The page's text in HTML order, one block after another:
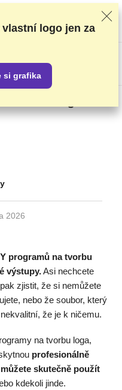
testování a průzkumu,
naše obchodní dohody s
odkazy.Prohlášení o
US$
tvorbu loga
2026
programů na tvorbu
výstupy.Asi nechcete
zjistit, že si nemůžete
nebo že soubor, který
že je k ničemu.
na tvorbu loga,
profesionálně
skutečně použít
kdekoli jinde.
vlastní logo jen za
si grafika